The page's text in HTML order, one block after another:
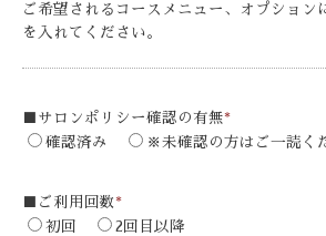
ご希望されるコースメニュー、オプション
を入れてください。
■サロンポリシー確認の有無*
確認済み
※未確認の方はご一読く
■ご利用回数*
初回
2回目以降